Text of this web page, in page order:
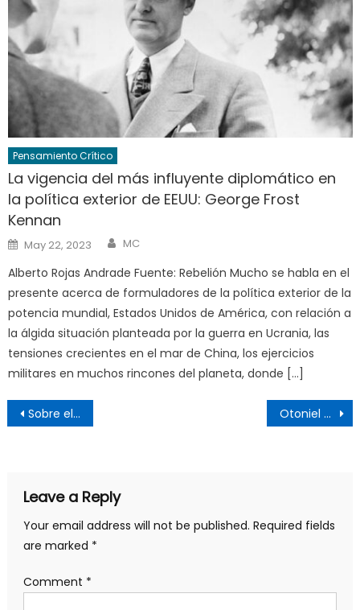
Pensamiento Crítico
La vigencia del más influyente diplomático en
la política exterior de EEUU: George Frost
Kennan
Posted
on
May 22, 2023 Author
MC
Alberto Rojas Andrade Fuente: Rebelión Mucho se habla en el
presente acerca de formuladores de la política exterior de la
potencia mundial, Estados Unidos de América, con relación a
la álgida situación planteada por la guerra en Ucrania, las
tensiones crecientes en el mar de China, los ejercicios
militares en muchos rincones del planeta, donde […]
Post
navigation
Sobre el contexto mundial Otoniel no fue capturado
Leave a Reply
Your email address will not be published. Required fields
are marked *
Comment *